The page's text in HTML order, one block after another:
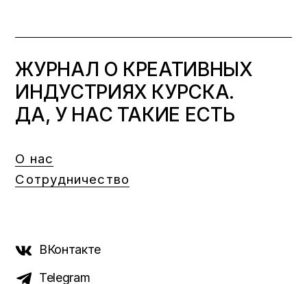
ЖУРНАЛ О КРЕАТИВНЫХ
ИНДУСТРИЯХ КУРСКА.
ДА, У НАС ТАКИЕ ЕСТЬ
О нас
Сотрудничество
ВКонтакте
Telegram